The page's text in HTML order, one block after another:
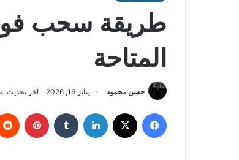
طريقة سحب
المتاحة
حسن محمود يناير 16, 2026 آخر تحديث: مارس
فيسبوك لينكدإن